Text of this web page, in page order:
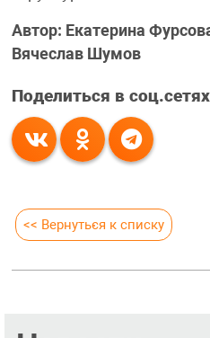
Автор: Екатерина
Вячеслав Шумов
Поделиться в соц.сетях
<< Вернуться к списку